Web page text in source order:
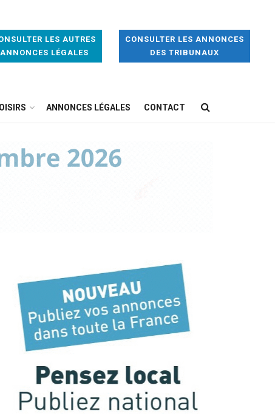
LES AUTRES
ANNONCES LÉGALES
CONSULTER LES ANNONCES
DES TRIBUNAUX
ANNONCES LÉGALES CONTACT